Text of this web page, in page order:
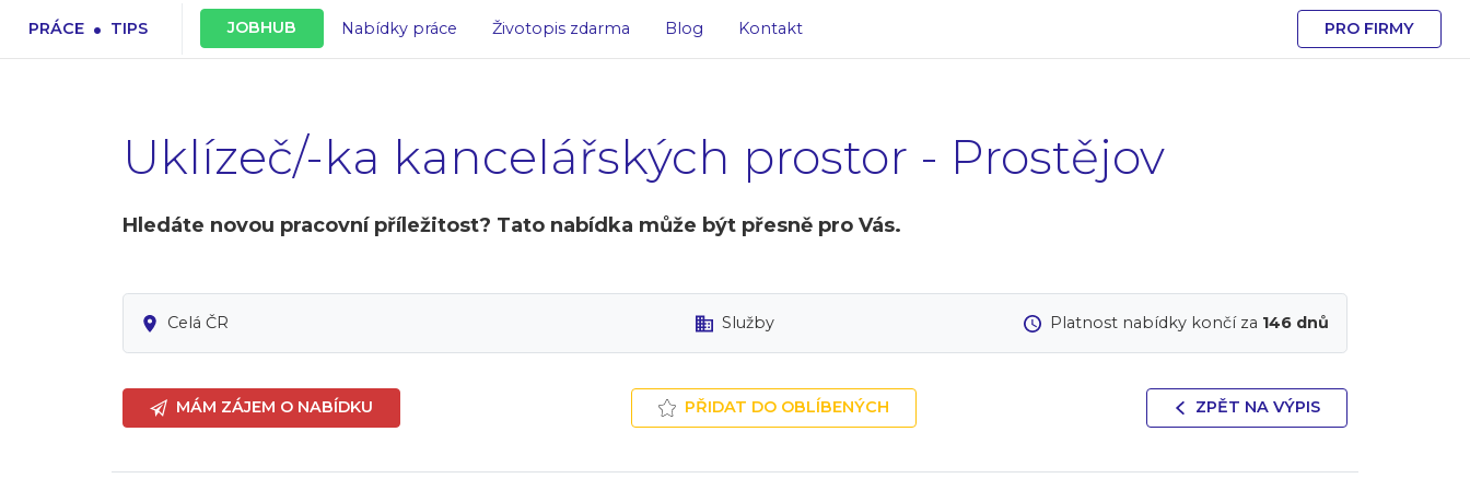
PRÁCE . TIPS JOBHUB Nabídky práce Životopis zdarma Blog Kontakt PRO FIRMY
Uklízeč/-ka kancelářských prostor - Prostějov
Hledáte novou pracovní příležitost? Tato nabídka může být přesně pro Vás.
Celá ČR Služby Platnost nabídky končí za 146 dnů
MÁM ZÁJEM O NABÍDKU PŘIDAT DO OBLÍBENÝCH ZPĚT NA VÝPIS